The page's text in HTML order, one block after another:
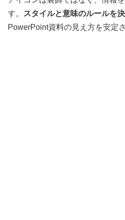
す。
スタイルと意味のルールを
PowerPoint資料の見え方を安定